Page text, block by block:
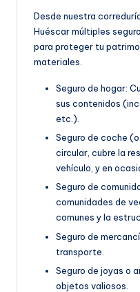
Desde nuestra
Huéscar múltiples
para proteger tu
materiales.
Seguro de hogar:
sus contenidos
etc.).
Seguro de coche
circular, cubre la
vehículo, y en
Seguro de
comunidades de
comunes y la
Seguro de
transporte.
Seguro de joyas o
objetos valiosos.